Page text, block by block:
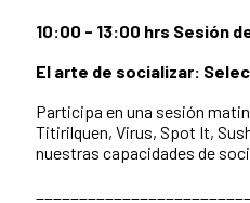
10:00 - 13:00 hrs Sesión
El arte de socializar:
Participa en una sesión
Titirilquen, Virus, Spot It,
nuestras capacidades de